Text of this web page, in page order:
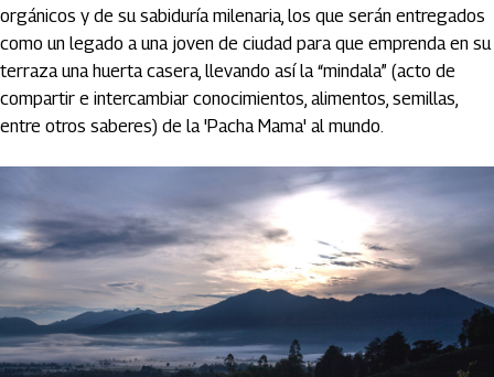
orgánicos y de su sabiduría milenaria, los que serán entregados
como un legado a una joven de ciudad para que emprenda en su
terraza una huerta casera, llevando así la “mindala” (acto de
compartir e intercambiar conocimientos, alimentos, semillas,
entre otros saberes) de la 'Pacha Mama' al mundo.